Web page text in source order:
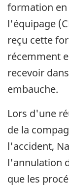
formation en
l'équipage
reçu cette
récemment
recevoir
embauche.
Lors d'une
de la
l'accident,
l'annulation
que les